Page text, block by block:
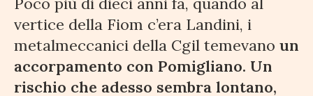
vertice della Fiom c’era Landini, i
metalmeccanici della Cgil temevano un
accorpamento con Pomigliano. Un
rischio che adesso sembra lontano,